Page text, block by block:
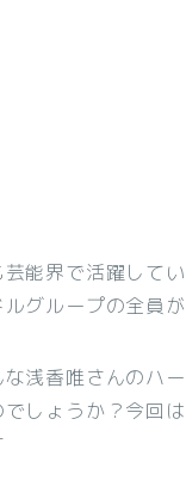
芸能界で活躍して
ルグループの全員
な浅香唯さんのハ
でしょうか？今回